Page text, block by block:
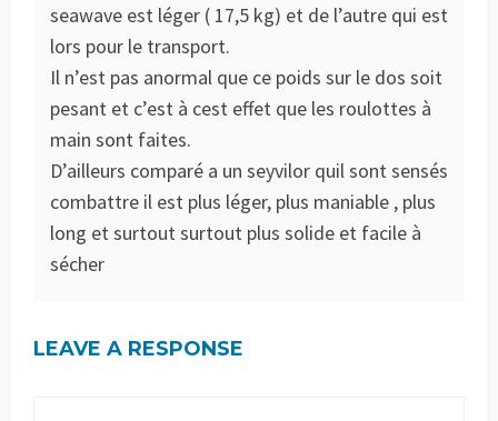
seawave est léger ( 17,5 kg) et de l’autre qui est
lors pour le transport.
Il n’est pas anormal que ce poids sur le dos soit
pesant et c’est à cest effet que les roulottes à
main sont faites.
D’ailleurs comparé a un seyvilor quil sont sensés
combattre il est plus léger, plus maniable , plus
long et surtout surtout plus solide et facile à
sécher
LEAVE A RESPONSE